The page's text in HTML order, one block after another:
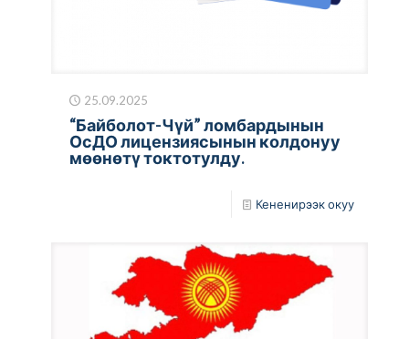
25.09.2025
“Байболот-Чүй” ломбардынын
ОсДО лицензиясынын колдонуу
мөөнөтү токтотулду.
Кененирээк окуу